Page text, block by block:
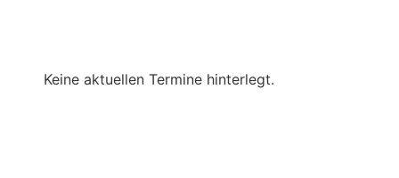
Keine aktuellen Termine hinterlegt.